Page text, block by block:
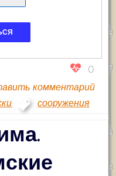
0
комментарий
, сооружения